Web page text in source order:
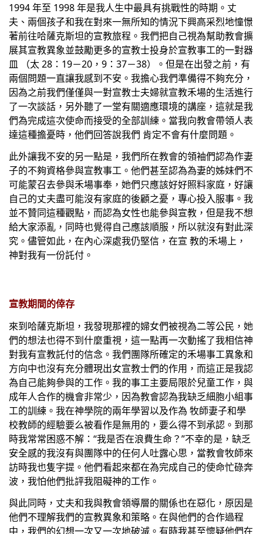
1994 年至 1998 年是我人生中最具有挑戰性的時期。丈
夫、兩個孩子和我在對來一無所知的情況下興高采烈地憧憬
著前往哈薩克斯坦的宣教旅程。我們把自己視為幫助教會擴
展其宣教異象並鼓勵更多的宣教士投身於宣教事工的一對器
皿 （太 28：19－20，9：37－38）。但是在出發之前，有
兩個問題一直讓我感到不安。我擔心我們準備得不夠充分，
因為之前我們僅僅與一對宣教士夫婦就宣教禾場的生活進行
了一次談話，另外聽了一堂有關適應環境的講座，這就是我
們為完成這次使命而接受的全部訓練。當我向教會帶領人表
達這種擔憂時，他們回答說我們 肯定不會有什麼問題。
此外讓我不安的另一點是，我們所在教會的領袖們認為作妻
子的不夠資格參與宣教事工。他們甚至認為為妻的姊妹們不
可能蒙召去參與禾場事奉，她們只應該好好照料家庭，好讓
自己的丈夫盡可能沒有家庭的後顧之憂，專心投入服事。我
並不贊同這種觀點，而認為女性也能參與宣教，但是我不想
給大家添亂，同時也覺得自己應該順服，所以就沒有對此深
究。儘管如此，在內心深處我仍堅信，在宣 教的禾場上，
神對我有一份託付。
宣教期間的倖存
來到哈薩克斯坦，我發現那裡的婦女們被視為二等公民，她
們的想法也得不到什麼重視，這一點再一次動搖了我相信神
對我有宣教託付的信念。我們團隊所確定的禾場事工異象和
方向中也沒有充分體現出女宣教士們的作用，而這正是我認
為自己能夠參與的工作。我的事工主要局限於兒童工作，與
成年人合作的機會非常少，因為教會認為我缺乏細胞小組事
工的訓練。我在神學院的兩年學習以及作為 牧師妻子和學
校教師的經驗要么被看作是無用的，要么得不到承認。到那
時我常常困惑不解：“我是否在浪費生命？”不幸的是，缺乏
安全感的我沒有與團隊中的任何人吐露心思，當教會牧師來
訪時我也隻字提。他們看起來都在為完成自己的使命忙碌奔
波，我怕他們批評我阻礙神的工作。
與此同時，丈夫和我與教會領導層的關係也在惡化，原因是
他們不理解我們的宣教異象和策略。在與他們的合作過程
中，我們的幻想一次又一次地破滅。有時我甚至懷疑他們在